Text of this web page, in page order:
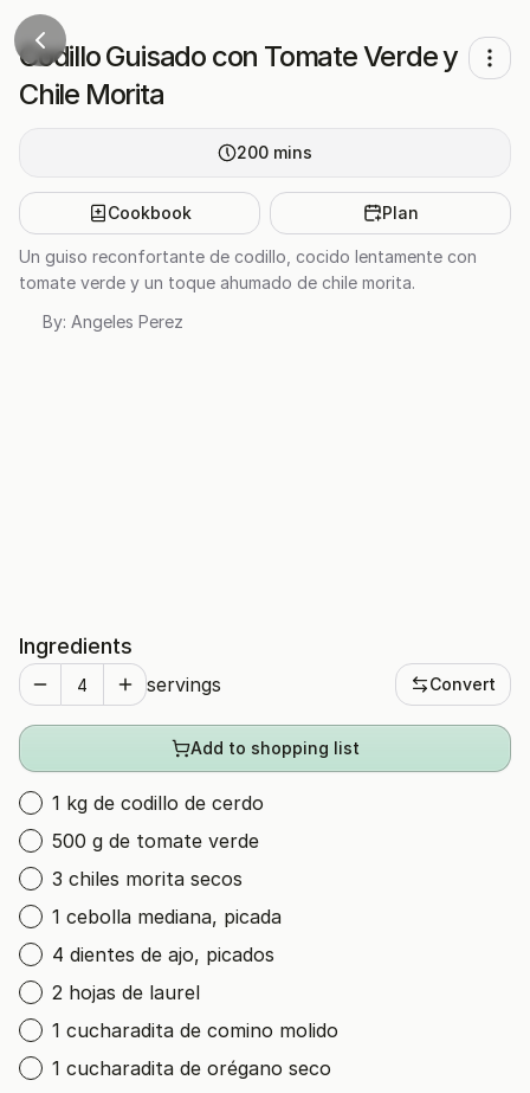
Codillo Guisado con Tomate Verde y
Chile Morita
200 mins
Cookbook Plan
Un guiso reconfortante de codillo, cocido lentamente con
tomate verde y un toque ahumado de chile morita.
By: Angeles Perez
Ingredients
servings Convert
Add to shopping list
1 kg de codillo de cerdo
500 g de tomate verde
3 chiles morita secos
1 cebolla mediana, picada
4 dientes de ajo, picados
2 hojas de laurel
1 cucharadita de comino molido
1 cucharadita de orégano seco